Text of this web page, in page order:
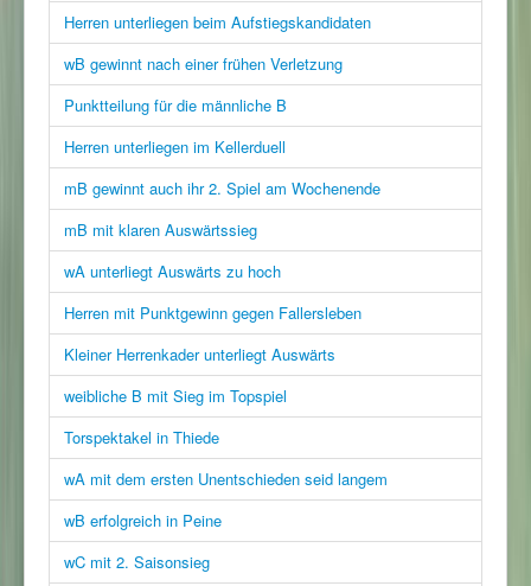
Herren unterliegen beim Aufstiegskandidaten
wB gewinnt nach einer frühen Verletzung
Punktteilung für die männliche B
Herren unterliegen im Kellerduell
mB gewinnt auch ihr 2. Spiel am Wochenende
mB mit klaren Auswärtssieg
wA unterliegt Auswärts zu hoch
Herren mit Punktgewinn gegen Fallersleben
Kleiner Herrenkader unterliegt Auswärts
weibliche B mit Sieg im Topspiel
Torspektakel in Thiede
wA mit dem ersten Unentschieden seid langem
wB erfolgreich in Peine
wC mit 2. Saisonsieg